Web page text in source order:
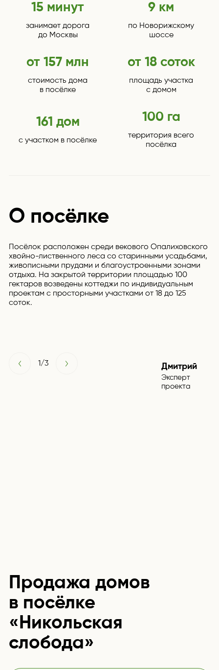
15 минут
занимает дорога
до Москвы
9 км
по Новорижскому
шоссе
от 157 млн
стоимость дома
в посёлке
от 18 соток
площадь участка
с домом
161 дом
с участком в посёлке
100 га
территория всего
посёлка
О посёлке
Посёлок расположен среди векового Опалиховского
хвойно-лиственного леса со старинными усадьбами,
живописными прудами и благоустроенными зонами
отдыха. На закрытой территории площадью 100
гектаров возведены коттеджи по индивидуальным
проектам с просторными участками от 18 до 125
соток.
1/3 Дмитрий
Эксперт
проекта
Продажа домов
в посёлке
«Никольская
слобода»